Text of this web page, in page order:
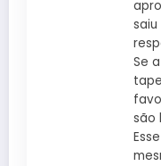
saiu
Se
são